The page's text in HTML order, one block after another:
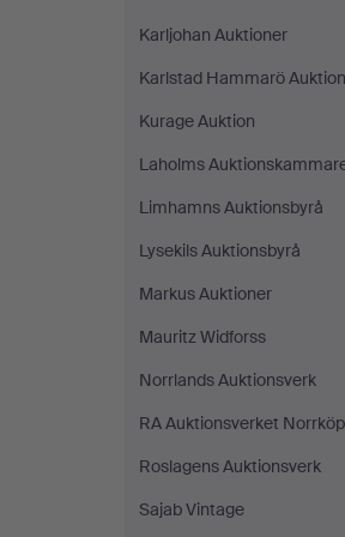
Karljohan Auktioner
Karlstad Hammarö
Kurage Auktion
Laholms
Limhamns Auktionsbyrå
Lysekils Auktionsbyrå
Markus Auktioner
Mauritz Widforss
Norrlands Auktionsverk
RA Auktionsverket
Roslagens Auktionsverk
Sajab Vintage